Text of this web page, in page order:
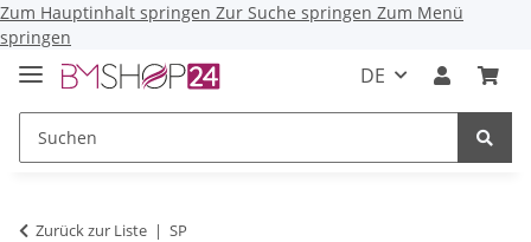
Zum Hauptinhalt springen Zur Suche springen Zum Menü
springen
DE
Zurück zur Liste SP